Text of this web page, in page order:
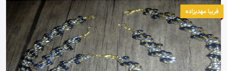
فریبا مهدیزاده